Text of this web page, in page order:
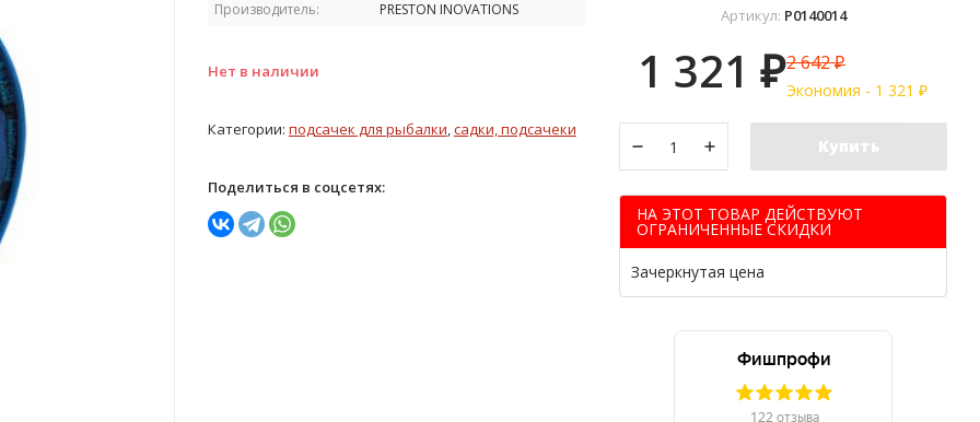
Производитель: PRESTON INOVATIONS
Нет в наличии
Категории: подсачек для рыбалки,садки, подсачеки
Поделиться в соцсетях:
Артикул: P0140014
1 321 ₽2 642₽
Экономия - 1 321 ₽
Купить
НА ЭТОТ ТОВАР ДЕЙСТВУЮТ
ОГРАНИЧЕННЫЕ СКИДКИ
Зачеркнутая цена